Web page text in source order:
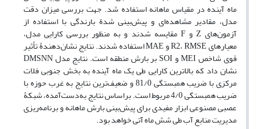
ماه آینده در مقیاس ماهانه استفاده شد. جهت بررسی میزان دقت
مدل، مقادیر مشاهده‌ای و پیش‌بینی شدة بارندگی با استفاده از
آزمون‌های Z و F مقایسه شدند و به منظور بررسی کارایی مدل،
معیارهای R2، RMSE و MAE استفاده شدند. نتایج نشان‌دهندۀ تأثیر
قوی شاخص MEI و SOI بر بارش منطقه است. نتایج مدل DMSNN
نشان داد که بالاترین کارایی طی یک ماه آینده به بخش جنوبی فلات
مرکزی با ضریب همبستگی 81/0 و ضعیف‌ترین نتایج به غرب حوزه با
ضریب همبستگی 4/0 مربوط است. براساس نتایج به‌دست‌آمده، شبکۀ
عصبی مصنوعی ابزار مفیدی برای پیش‌بینی بارش ماهانه و برنامه‌ریزی
مدیریت منابع آب طی شش ماه آتی خواهد بود.